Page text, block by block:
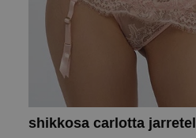
shikkosa carlotta jarretel